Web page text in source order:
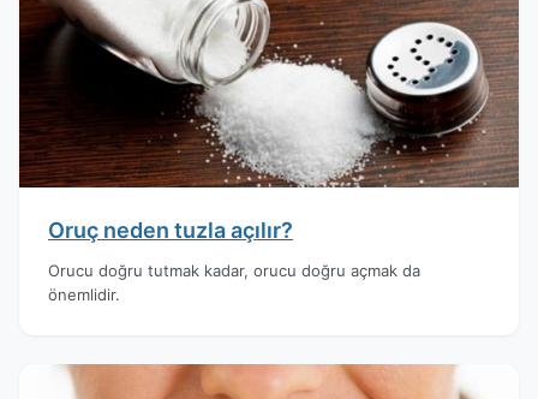
Oruç neden tuzla açılır?
Orucu doğru tutmak kadar, orucu doğru açmak da
önemlidir.